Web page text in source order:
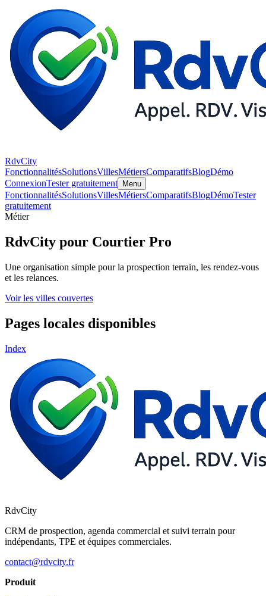
RdvCity
FonctionnalitésSolutionsVillesMétiersComparatifsBlogDémo
ConnexionTester gratuitement Menu
FonctionnalitésSolutionsVillesMétiersComparatifsBlogDémoTester
gratuitement
Métier
RdvCity pour Courtier Pro
Une organisation simple pour la prospection terrain, les rendez-vous
et les relances.
Voir les villes couvertes
Pages locales disponibles
Index
RdvCity
CRM de prospection, agenda commercial et suivi terrain pour
indépendants, TPE et équipes commerciales.
contact@rdvcity.fr
Produit